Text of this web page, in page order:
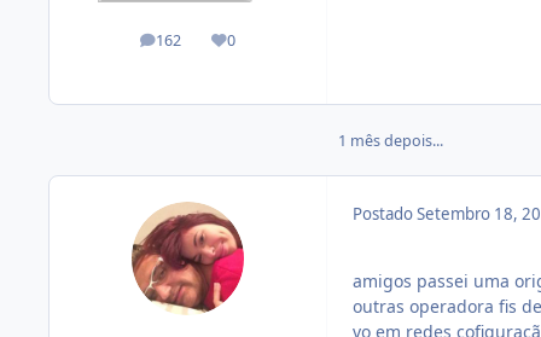
162
posts 0
Reputação
1 mês depois...
PostadoSetembro 18,
amigos passei uma
outras operadora fis
vo em redes